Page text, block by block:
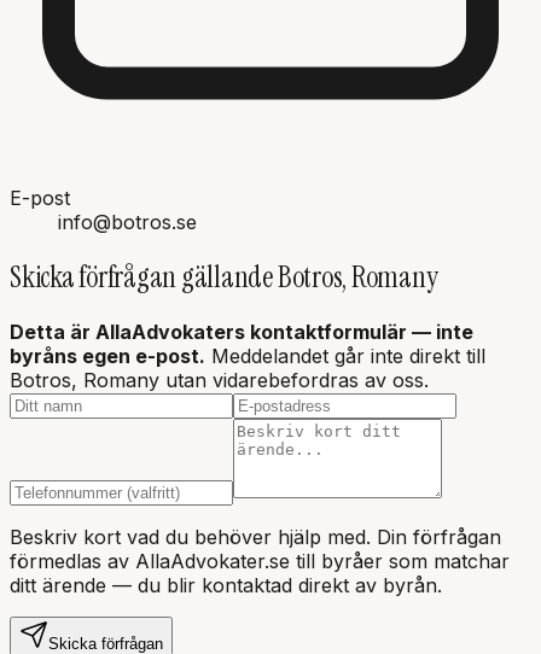
E-post
info@botros.se
Skicka förfrågan gällandeBotros, Romany
Detta är AllaAdvokaters kontaktformulär — inte
byråns egen e-post. Meddelandet går inte direkt till
Botros, Romany utan vidarebefordras av oss.
Beskriv kort vad du behöver hjälp med. Din förfrågan
förmedlas av AllaAdvokater.se till byråer som matchar
ditt ärende — du blir kontaktad direkt av byrån.
Skicka förfrågan